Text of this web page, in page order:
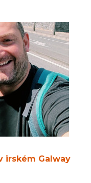
irském Galway